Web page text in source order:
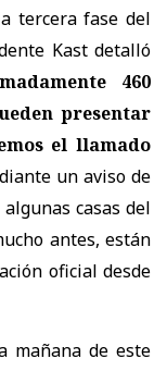
tercera fase del
Kast detalló
460
presentar
el llamado
un aviso de
casas del
antes, están
oficial desde
mañana de este